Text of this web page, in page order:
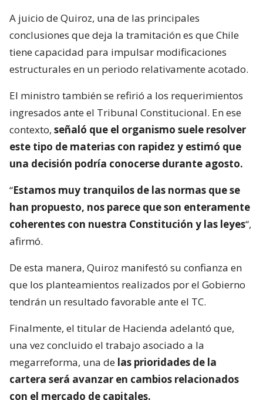
A juicio de Quiroz, una de las principales
conclusiones que deja la tramitación es que Chile
tiene capacidad para impulsar modificaciones
estructurales en un periodo relativamente acotado.
El ministro también se refirió a los requerimientos
ingresados ante el Tribunal Constitucional. En ese
contexto, señaló que el organismo suele resolver
este tipo de materias con rapidez y estimó que
una decisión podría conocerse durante agosto.
“Estamos muy tranquilos de las normas que se
han propuesto, nos parece que son enteramente
coherentes con nuestra Constitución y las leyes“,
afirmó.
De esta manera, Quiroz manifestó su confianza en
que los planteamientos realizados por el Gobierno
tendrán un resultado favorable ante el TC.
Finalmente, el titular de Hacienda adelantó que,
una vez concluido el trabajo asociado a la
megarreforma, una de las prioridades de la
cartera será avanzar en cambios relacionados
con el mercado de capitales.